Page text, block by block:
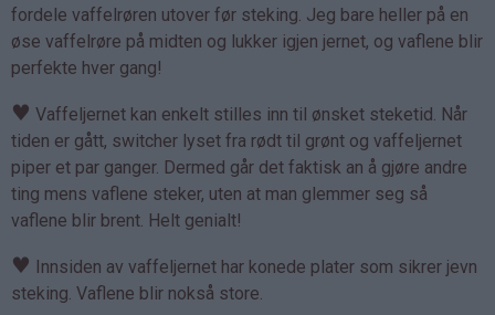
fordele vaffelrøren utover før steking. Jeg bare heller på en
øse vaffelrøre på midten og lukker igjen jernet, og vaflene blir
perfekte hver gang!
♥ Vaffeljernet kan enkelt stilles inn til ønsket steketid. Når
tiden er gått, switcher lyset fra rødt til grønt og vaffeljernet
piper et par ganger. Dermed går det faktisk an å gjøre andre
ting mens vaflene steker, uten at man glemmer seg så
vaflene blir brent. Helt genialt!
♥ Innsiden av vaffeljernet har konede plater som sikrer jevn
steking. Vaflene blir nokså store.